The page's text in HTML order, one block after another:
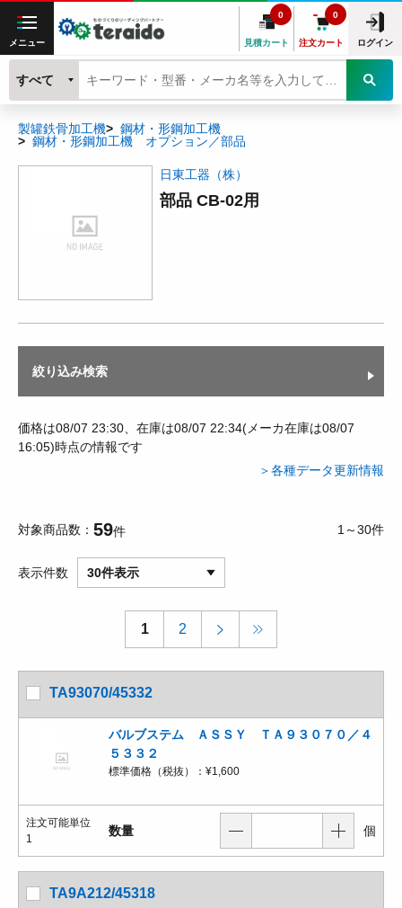
メニュー 見積カート
0
注文カート
0
ログイン
すべて
製罐鉄骨加工機
鋼材・形鋼加工機
鋼材・形鋼加工機 オプション／部品
日東工器（株）
部品 CB-02用
絞り込み検索
価格は08/07 23:30、在庫は08/07 22:34(メーカ在庫は08/07
16:05)時点の情報です
＞各種データ更新情報
対象商品数 59件 1～30件
表示件数 30件表示
1 2
TA93070/45332
バルブステム ＡＳＳＹ ＴＡ９３０７０／４
５３３２
標準価格（税抜）： ¥1,600
注文可能単位
1
数量 個
TA9A212/45318